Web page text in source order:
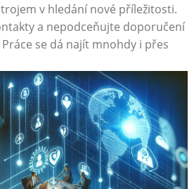
v hledání nové příležitosti.
a nepodceňujte doporučení
se dá najít mnohdy i přes⁤